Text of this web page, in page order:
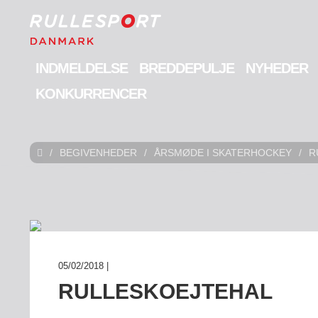
INDMELDELSE BREDDEPULJE NYHEDER
KONKURRENCER
/ BEGIVENHEDER / ÅRSMØDE I SKATERHOCKEY /
05/02/2018 |
RULLESKOEJTEHAL